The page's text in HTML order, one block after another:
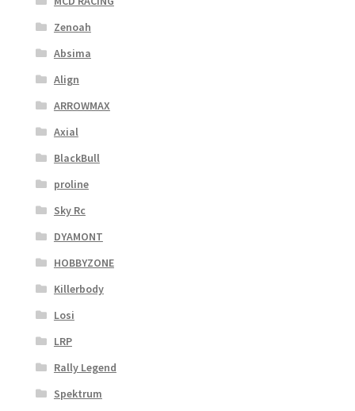
Zenoah
Absima
Align
ARROWMAX
Axial
BlackBull
proline
Sky Rc
DYAMONT
HOBBYZONE
Killerbody
Losi
LRP
Rally Legend
Spektrum